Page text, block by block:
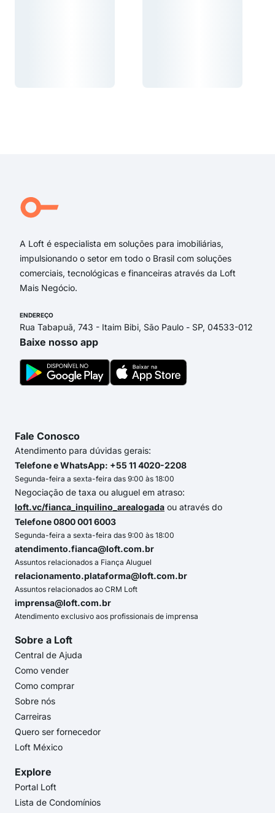
A Loft é especialista em soluções para imobiliárias,
impulsionando o setor em todo o Brasil com soluções
comerciais, tecnológicas e financeiras através da Loft
Mais Negócio.
ENDEREÇO
Rua Tabapuã, 743 - Itaim Bibi, São Paulo - SP, 04533-012
Baixe nosso app
Fale Conosco
Atendimento para dúvidas gerais:
Telefone e WhatsApp: +55 11 4020-2208
Segunda-feira a sexta-feira das 9:00 às 18:00
Negociação de taxa ou aluguel em atraso:
loft.vc/fianca_inquilino_arealogada ou através do
Telefone 0800 001 6003
Segunda-feira a sexta-feira das 9:00 às 18:00
atendimento.fianca@loft.com.br
Assuntos relacionados a Fiança Aluguel
relacionamento.plataforma@loft.com.br
Assuntos relacionados ao CRM Loft
imprensa@loft.com.br
Atendimento exclusivo aos profissionais de imprensa
Sobre a Loft
Central de Ajuda
Como vender
Como comprar
Sobre nós
Carreiras
Quero ser fornecedor
Loft México
Explore
Portal Loft
Lista de Condomínios